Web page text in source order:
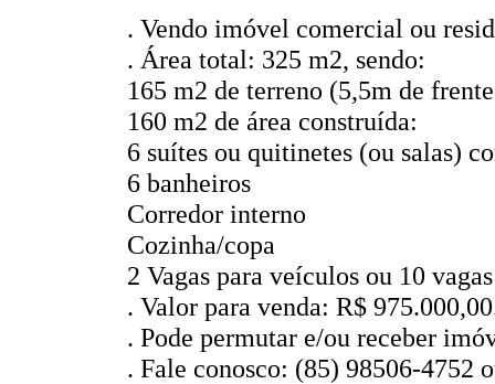
. Vendo imóvel comercial ou
. Área total: 325 m2, sendo:
165 m2 de terreno (5,5m de
160 m2 de área construída:
6 suítes ou quitinetes (ou salas)
6 banheiros
Corredor interno
Cozinha/copa
2 Vagas para veículos ou 10
. Valor para venda: R$
. Pode permutar e/ou receber
. Fale conosco: (85) 98506-4752